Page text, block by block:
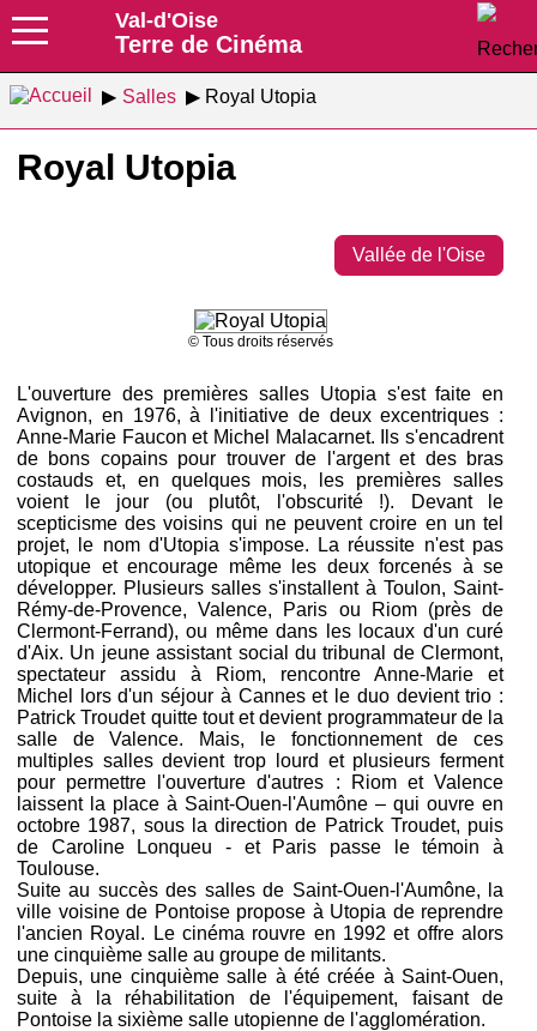
Val-d'Oise
Terre de Cinéma
Salles Royal Utopia
Royal Utopia
Vallée de l'Oise
© Tous droits réservés
L'ouverture des premières salles Utopia s'est faite en
Avignon, en 1976, à l'initiative de deux excentriques :
Anne-Marie Faucon et Michel Malacarnet. Ils s'encadrent
de bons copains pour trouver de l'argent et des bras
costauds et, en quelques mois, les premières salles
voient le jour (ou plutôt, l'obscurité !). Devant le
scepticisme des voisins qui ne peuvent croire en un tel
projet, le nom d'Utopia s'impose. La réussite n'est pas
utopique et encourage même les deux forcenés à se
développer. Plusieurs salles s'installent à Toulon, Saint-
Rémy-de-Provence, Valence, Paris ou Riom (près de
Clermont-Ferrand), ou même dans les locaux d'un curé
d'Aix. Un jeune assistant social du tribunal de Clermont,
spectateur assidu à Riom, rencontre Anne-Marie et
Michel lors d'un séjour à Cannes et le duo devient trio :
Patrick Troudet quitte tout et devient programmateur de la
salle de Valence. Mais, le fonctionnement de ces
multiples salles devient trop lourd et plusieurs ferment
pour permettre l'ouverture d'autres : Riom et Valence
laissent la place à Saint-Ouen-l'Aumône – qui ouvre en
octobre 1987, sous la direction de Patrick Troudet, puis
de Caroline Lonqueu - et Paris passe le témoin à
Toulouse.
Suite au succès des salles de Saint-Ouen-l'Aumône, la
ville voisine de Pontoise propose à Utopia de reprendre
l'ancien Royal. Le cinéma rouvre en 1992 et offre alors
une cinquième salle au groupe de militants.
Depuis, une cinquième salle à été créée à Saint-Ouen,
suite à la réhabilitation de l'équipement, faisant de
Pontoise la sixième salle utopienne de l'agglomération.